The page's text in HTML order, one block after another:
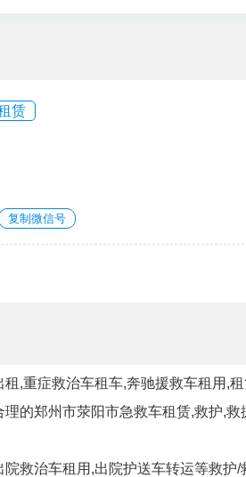
赁
复制微信号
,重症救治车租车,奔驰援救车租用,
的郑州市荥阳市急救车租赁,救护,救
救治车租用,出院护送车转运等救护/